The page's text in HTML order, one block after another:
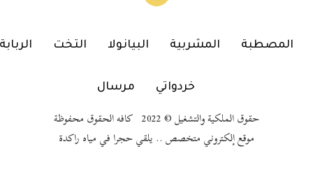
«بلاش بخل فيالمشاعر ، وقول لزوجتك بحبك 5 مرات
لسان مفتي الجمهورية الأسبق الشيخ علي جمعة، وجعلتها
الصحف المصرية مادة لتندر…
لها